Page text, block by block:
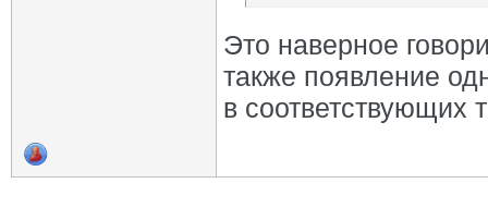
Это наверное
также появление
в соответствующих